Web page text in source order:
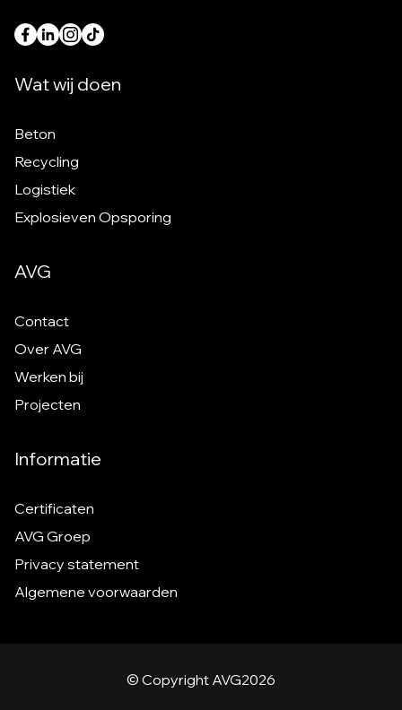
Wat wij doen
Beton
Recycling
Logistiek
Explosieven Opsporing
AVG
Contact
Over AVG
Werken bij
Projecten
Informatie
Certificaten
AVG Groep
Privacy statement
Algemene voorwaarden
© Copyright AVG2026